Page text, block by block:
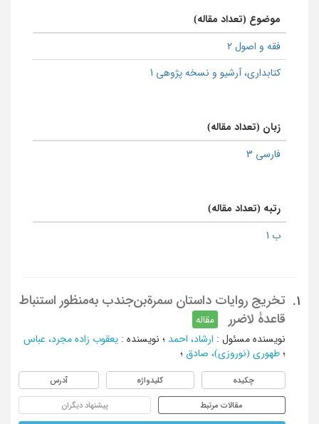
موضوع (تعداد مقاله)
فقه و اصول 2
كتابداری، آرشیو و نسخه پژوهی 1
زبان (تعداد مقاله)
فارسی 3
رتبه (تعداد مقاله)
ب 1
1.
تخریج روایات داستان سمرة‌بن‌جندب به‌منظور استنباط
قاعدۀ لاضرر
مقاله
نویسنده مسئول : ارشاد، احمد ؛ نویسنده : یعقوب زاده مجرد، عباس
؛ طهوری (نوروزی)، صادق ؛
چکیده کلیدواژه آدرس
مقالات مرتبط پیشنهاد دیگران